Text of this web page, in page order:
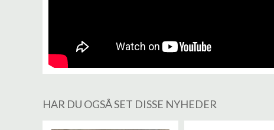
HAR DU OGSÅ SET DISSE NYHEDER